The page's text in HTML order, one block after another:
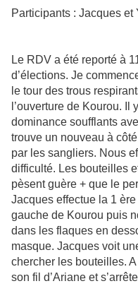
Participants : Jacques et
Le RDV a été reporté à
d’élections. Je
le tour des trous
l’ouverture de Kourou. Il
dominance soufflants
trouve un nouveau à
par les sangliers. Nous
difficulté. Les bouteilles
pèsent guère + que le
Jacques effectue la 1
gauche de Kourou puis
dans les flaques en
masque. Jacques voit
chercher les bouteilles.
son fil d’Ariane et